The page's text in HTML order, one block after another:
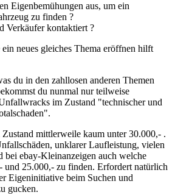
Eigenbemühungen aus, um ein
zu finden ?
Verkäufer kontaktiert ?
neues gleiches Thema eröffnen hilft
du in den zahllosen anderen Themen
du nunmal nur teilweise
im Zustand "technischer und
mittlerweile kaum unter 30.000,- .
unklarer Laufleistung, vielen
bei ebay-Kleinanzeigen auch welche
und 25.000,- zu finden. Erfordert natürlich
Eigeninitiative beim Suchen und
gucken.